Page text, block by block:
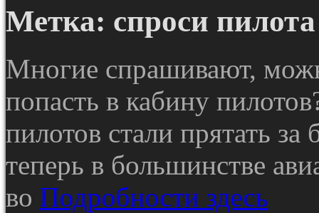
Метка: спроси пилота
Многие спрашивают,
попасть в кабину
пилотов стали прятать
теперь в большинстве
во Подробности здесь